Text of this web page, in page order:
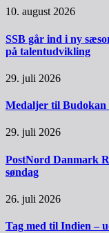
10. august 2026
SSB går ind i ny
på talentudvikling
29. juli 2026
Medaljer til
29. juli 2026
PostNord Danmark
søndag
26. juli 2026
Tag med til Indien –